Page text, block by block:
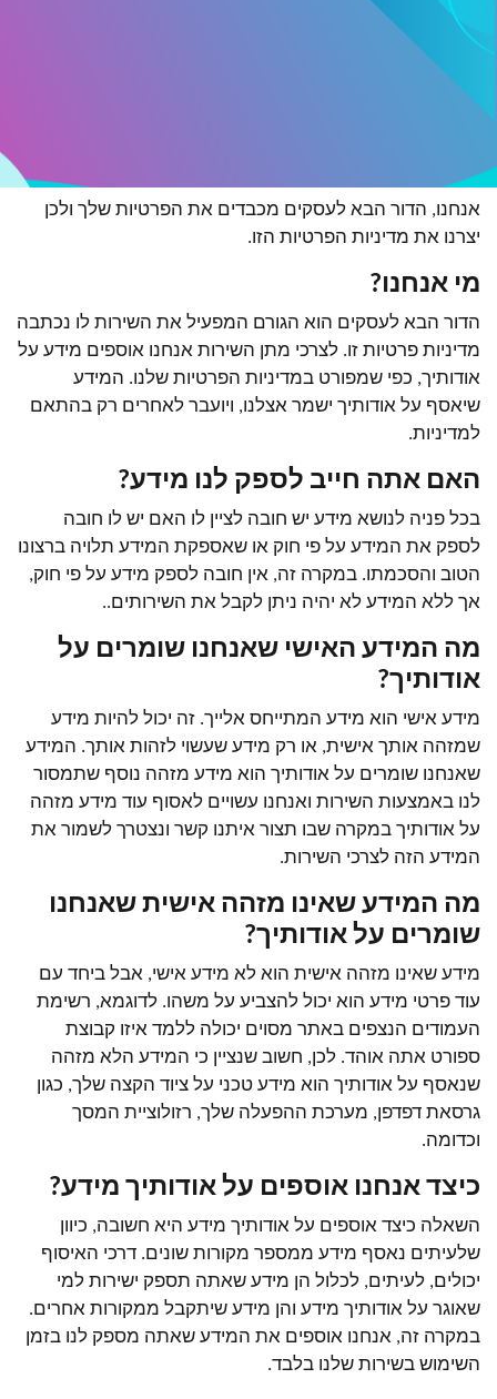
אנחנו, הדור הבא לעסקים מכבדים את הפרטיות שלך ולכן
יצרנו את מדיניות הפרטיות הזו.
מי אנחנו?
הדור הבא לעסקים הוא הגורם המפעיל את השירות לו נכתבה
מדיניות פרטיות זו. לצרכי מתן השירות אנחנו אוספים מידע על
אודותיך, כפי שמפורט במדיניות הפרטיות שלנו. המידע
שיאסף על אודותיך ישמר אצלנו, ויועבר לאחרים רק בהתאם
למדיניות.
האם אתה חייב לספק לנו מידע?
בכל פניה לנושא מידע יש חובה לציין לו האם יש לו חובה
לספק את המידע על פי חוק או שאספקת המידע תלויה ברצונו
הטוב והסכמתו. במקרה זה, אין חובה לספק מידע על פי חוק,
אך ללא המידע לא יהיה ניתן לקבל את השירותים..
מה המידע האישי שאנחנו שומרים על
אודותיך?
מידע אישי הוא מידע המתייחס אלייך. זה יכול להיות מידע
שמזהה אותך אישית, או רק מידע שעשוי לזהות אותך. המידע
שאנחנו שומרים על אודותיך הוא מידע מזהה נוסף שתמסור
לנו באמצעות השירות ואנחנו עשויים לאסוף עוד מידע מזהה
על אודותיך במקרה שבו תצור איתנו קשר ונצטרך לשמור את
המידע הזה לצרכי השירות.
מה המידע שאינו מזהה אישית שאנחנו
שומרים על אודותיך?
מידע שאינו מזהה אישית הוא לא מידע אישי, אבל ביחד עם
עוד פרטי מידע הוא יכול להצביע על משהו. לדוגמא, רשימת
העמודים הנצפים באתר מסוים יכולה ללמד איזו קבוצת
ספורט אתה אוהד. לכן, חשוב שנציין כי המידע הלא מזהה
שנאסף על אודותיך הוא מידע טכני על ציוד הקצה שלך, כגון
גרסאת דפדפן, מערכת ההפעלה שלך, רזולוציית המסך
וכדומה.
כיצד אנחנו אוספים על אודותיך מידע?
השאלה כיצד אוספים על אודותיך מידע היא חשובה, כיוון
שלעיתים נאסף מידע ממספר מקורות שונים. דרכי האיסוף
יכולים, לעיתים, לכלול הן מידע שאתה תספק ישירות למי
שאוגר על אודותיך מידע והן מידע שיתקבל ממקורות אחרים.
במקרה זה, אנחנו אוספים את המידע שאתה מספק לנו בזמן
השימוש בשירות שלנו בלבד.